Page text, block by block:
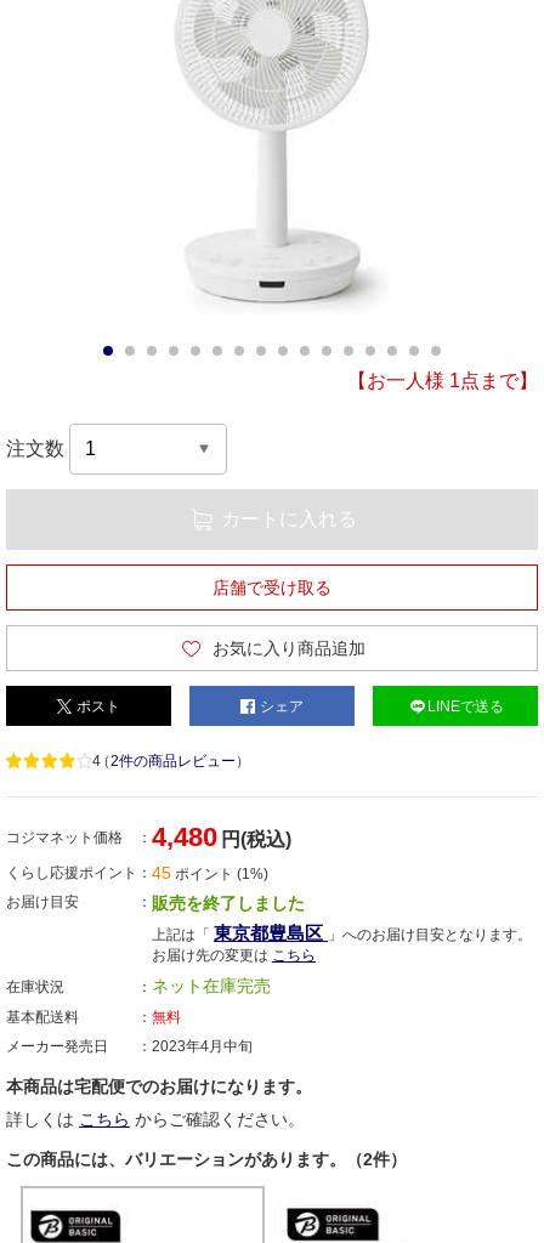
10 11 12 13 14 15
【お一人様 1点まで】
注文数
カートに入れる
店舗で受け取る
お気に入り商品追加
ポスト シェア LINEで送る
4（2件の商品レビュー ）
コジマネット価格 4,480 円(税込)
くらし応援ポイント 45
ポイント (1%)
お届け目安
販売を終了しました
上記は「 東京都豊島区 」へのお届け目安となります。
お届け先の変更は こちら
在庫状況
ネット在庫完売
基本配送料
無料
メーカー発売日
2023年4月中旬
本商品は宅配便でのお届けになります。
詳しくは こちら からご確認ください。
この商品には、バリエーションがあります。（2件）